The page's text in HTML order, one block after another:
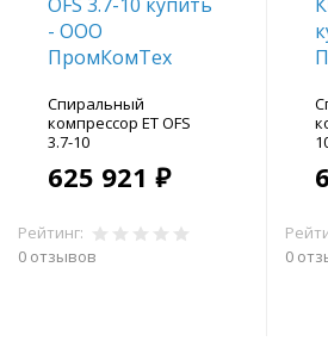
Спиральный
компрессор ET OFS
3.7-10
625 921 ₽
Рейтинг:
0 отзывов
0